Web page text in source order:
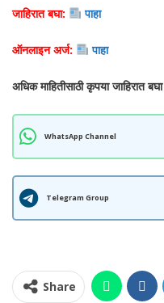
जाहिरात बघा: पाहा
ऑनलाइन अर्ज: पाहा
अधिक माहितीसाठी कृपया जाहिरात बघा
WhatsApp Channel
Telegram Group
Share